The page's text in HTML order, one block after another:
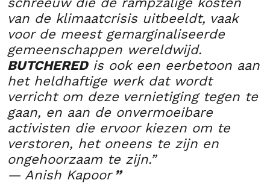
van de klimaatcrisis uitbeeldt, vaak
voor de meest gemarginaliseerde
gemeenschappen wereldwijd.
BUTCHEREDis ook een eerbetoon aan
het heldhaftige werk dat wordt
verricht om deze vernietiging tegen te
gaan, en aan de onvermoeibare
activisten die ervoor kiezen om te
verstoren, het oneens te zijn en
ongehoorzaam te zijn.”
— Anish Kapoor